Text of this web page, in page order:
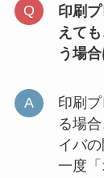
印刷
えて
う場合
印刷
る場
イバ
一度